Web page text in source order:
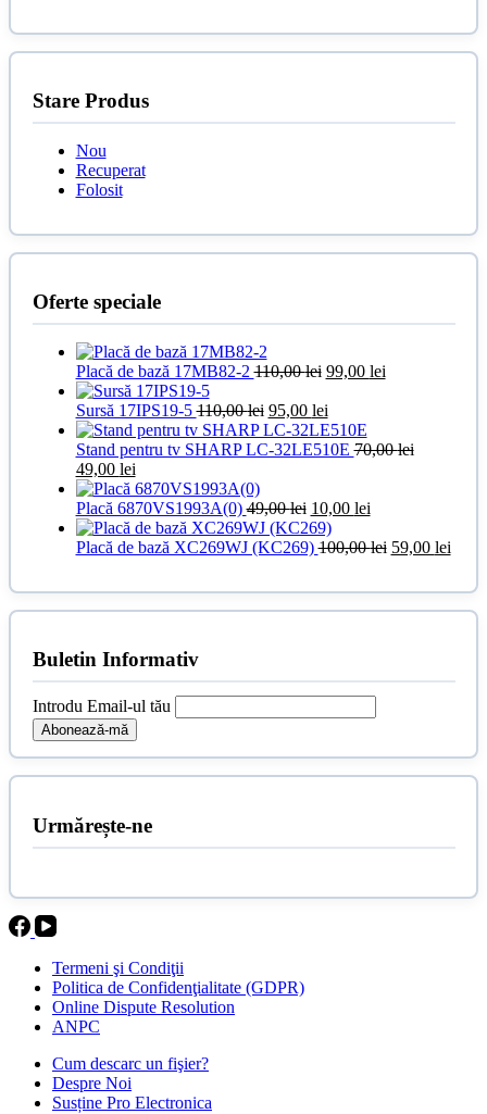
Stare Produs
Nou
Recuperat
Folosit
Oferte speciale
Placă de bază 17MB82-2110,00lei Prețul
a
fost:
110,00 lei.
99,00 leiPrețul
Sursă 17IPS19-5110,00lei Prețul
inițial
a
95,00 leiPrețul
curent
este:
Stand pentru tv SHARP LC-32LE510E70,00lei
Prețul
inițial
a
fost:
70,00 lei.
49,00 leiPrețul
curent
este:
49,00 lei.
Placă 6870VS1993A(0)49,00lei Prețul
inițial
a
10,00 leiPrețul
este:
Placă de bază XC269WJ (KC269)100,00lei Prețul
59,00 lei
este:
Buletin Informativ
Introdu Email-ul tău
Urmărește-ne
Termeni şi Condiţii
Politica de Confidenţialitate (GDPR)
Online Dispute Resolution
ANPC
Cum descarc un fişier?
Despre Noi
Susține Pro Electronica